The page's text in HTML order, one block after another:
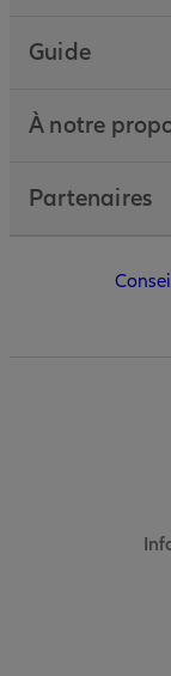
Guide
À notre
Partenaires